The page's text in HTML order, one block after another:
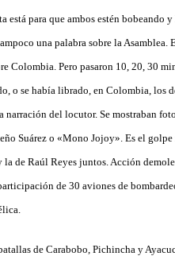
está para que ambos estén bobeando
una palabra sobre la Asamblea.
Colombia. Pero pasaron 10, 20, 30
o se había librado, en Colombia, los
narración del locutor. Se mostraban
Suárez o «Mono Jojoy». Es el
de Raúl Reyes juntos. Acción
de 30 aviones de
de Carabobo, Pichincha y